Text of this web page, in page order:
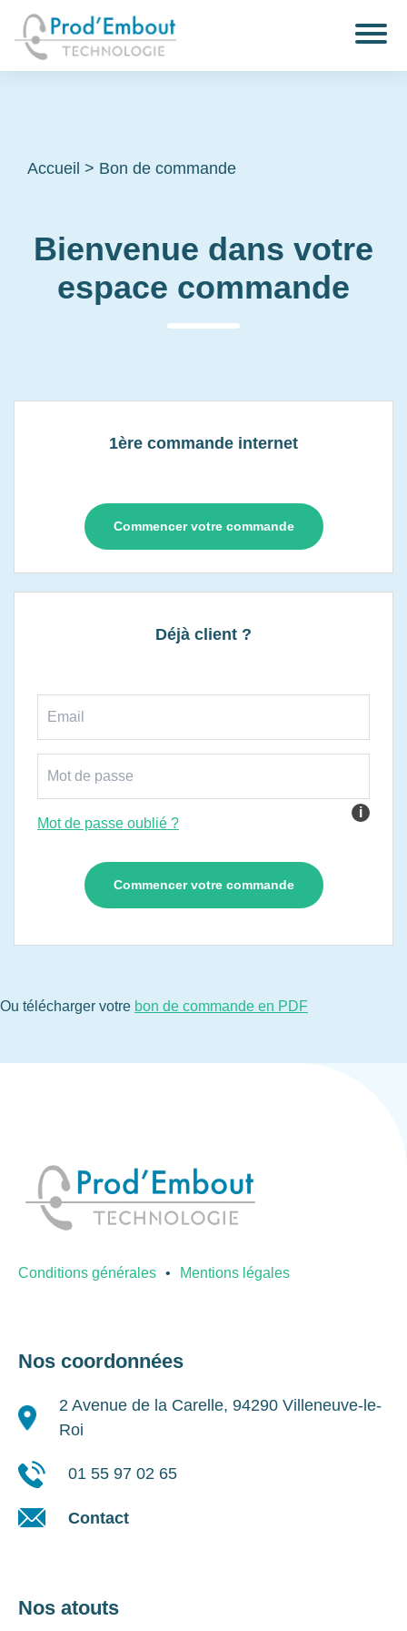
Accueil > Bon de commande
Bienvenue dans votre
espace commande
1ère commande internet
Commencer votre commande
Déjà client ?
i
Mot de passe oublié ?
Ou télécharger votre bon de commande en PDF
Conditions générales Mentions légales
Nos coordonnées
2 Avenue de la Carelle, 94290 Villeneuve-le-
Roi
01 55 97 02 65
Contact
Nos atouts